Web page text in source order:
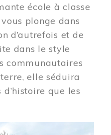
école à classe
plonge dans
d’autrefois et de
dans le style
communautaires
elle séduira
que les